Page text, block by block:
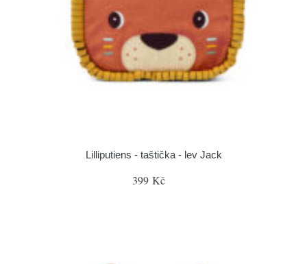
Lilliputiens - taštička - lev Jack
399 Kč